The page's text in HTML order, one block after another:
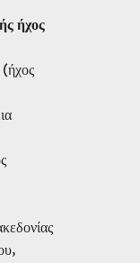
ήχος